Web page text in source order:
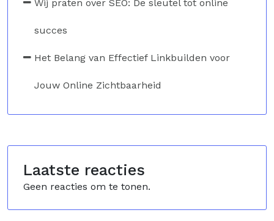
Wij praten over SEO: De sleutel tot online
succes
Het Belang van Effectief Linkbuilden voor
Jouw Online Zichtbaarheid
Laatste reacties
Geen reacties om te tonen.